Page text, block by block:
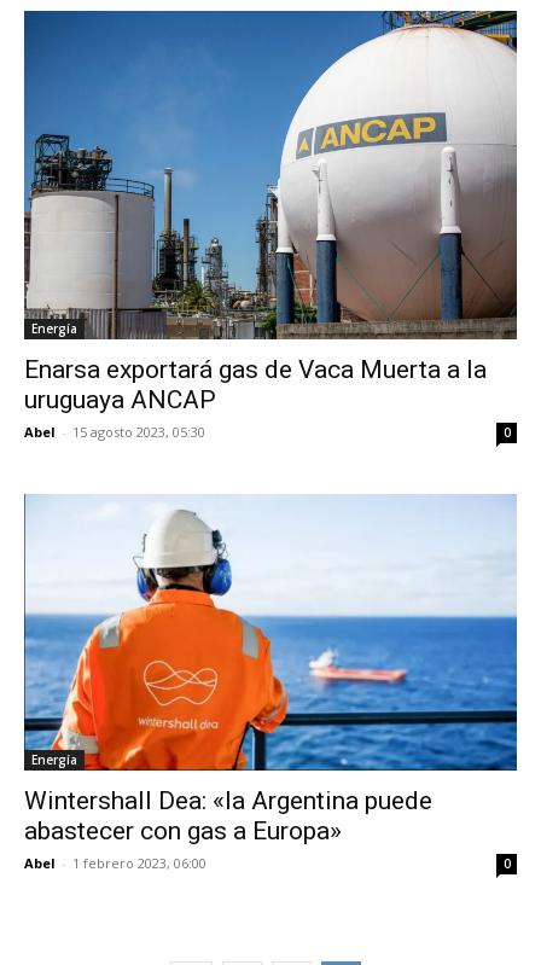
Energía
Enarsa exportará gas de Vaca Muerta a la
uruguaya ANCAP
Abel - 15 agosto 2023, 05:30 0
Energía
Wintershall Dea: «la Argentina puede
abastecer con gas a Europa»
Abel - 1 febrero 2023, 06:00 0